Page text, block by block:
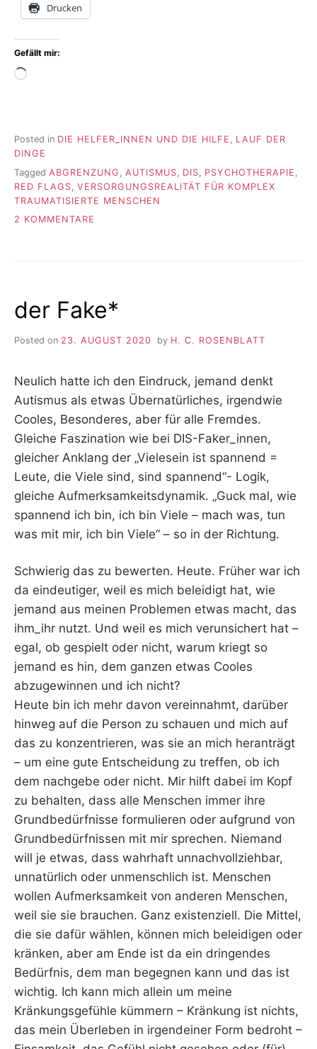
Drucken
Gefällt mir:
Wird
Posted in DIE HELFER_INNEN UND DIE HILFE , LAUF DER
DINGE
Tagged ABGRENZUNG AUTISMUS DIS PSYCHOTHERAPIE
RED FLAGS VERSORGUNGSREALITÄT FÜR KOMPLEX
TRAUMATISIERTE MENSCHEN
2 KOMMENTARE
der Fake*
Posted on 23. AUGUST 2020 by H. C. ROSENBLATT
Neulich hatte ich den Eindruck, jemand denkt
Autismus als etwas Übernatürliches, irgendwie
Cooles, Besonderes, aber für alle Fremdes.
Gleiche Faszination wie bei DIS-Faker_innen,
gleicher Anklang der „Vielesein ist spannend =
Leute, die Viele sind, sind spannend“- Logik,
gleiche Aufmerksamkeitsdynamik. „Guck mal, wie
spannend ich bin, ich bin Viele – mach was, tun
was mit mir, ich bin Viele“ – so in der Richtung.
Schwierig das zu bewerten. Heute. Früher war ich
da eindeutiger, weil es mich beleidigt hat, wie
jemand aus meinen Problemen etwas macht, das
ihm_ihr nutzt. Und weil es mich verunsichert hat –
egal, ob gespielt oder nicht, warum kriegt so
jemand es hin, dem ganzen etwas Cooles
abzugewinnen und ich nicht?
Heute bin ich mehr davon vereinnahmt, darüber
hinweg auf die Person zu schauen und mich auf
das zu konzentrieren, was sie an mich heranträgt
– um eine gute Entscheidung zu treffen, ob ich
dem nachgebe oder nicht. Mir hilft dabei im Kopf
zu behalten, dass alle Menschen immer ihre
Grundbedürfnisse formulieren oder aufgrund von
Grundbedürfnissen mit mir sprechen. Niemand
will je etwas, dass wahrhaft unnachvollziehbar,
unnatürlich oder unmenschlich ist. Menschen
wollen Aufmerksamkeit von anderen Menschen,
weil sie sie brauchen. Ganz existenziell. Die Mittel,
die sie dafür wählen, können mich beleidigen oder
kränken, aber am Ende ist da ein dringendes
Bedürfnis, dem man begegnen kann und das ist
wichtig. Ich kann mich allein um meine
Kränkungsgefühle kümmern – Kränkung ist nichts,
das mein Überleben in irgendeiner Form bedroht –